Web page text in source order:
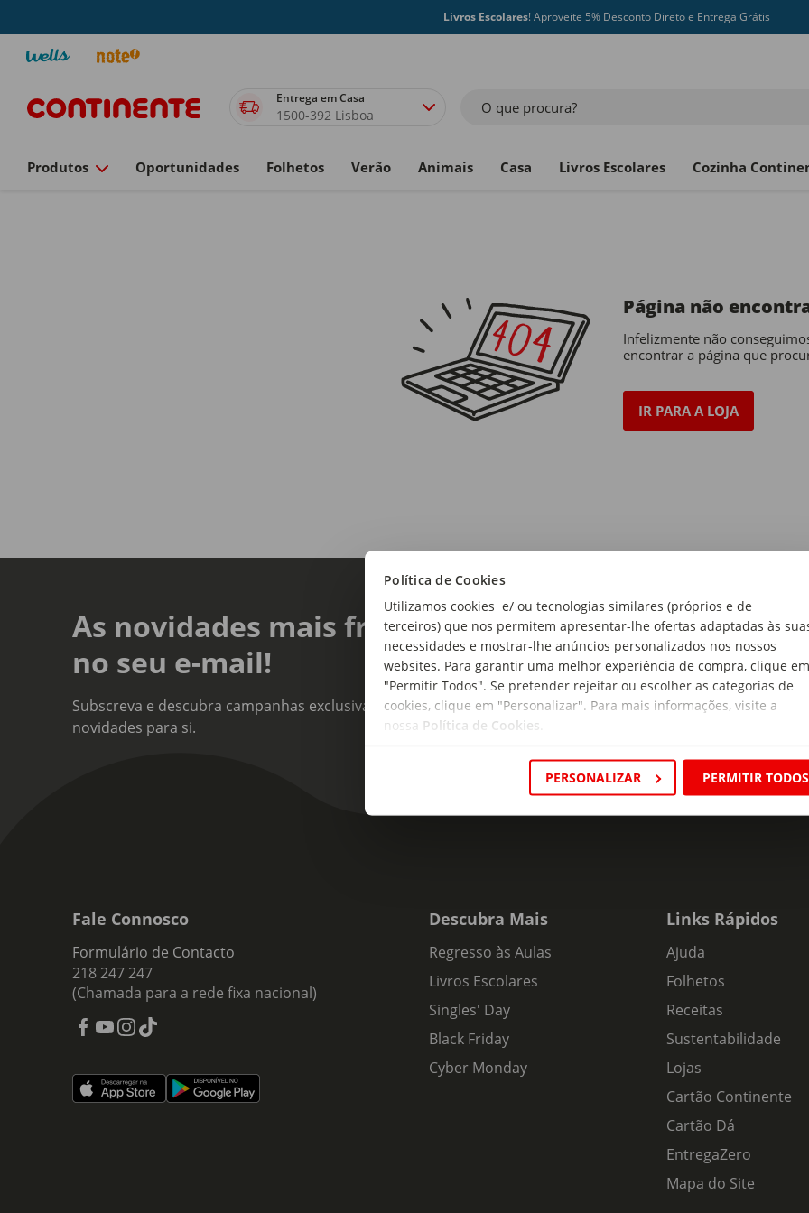
Política de Cookies
Utilizamos cookies e/ ou tecnologias similares (próprios e de
terceiros) que nos permitem apresentar-lhe ofertas adaptadas às
necessidades e mostrar-lhe anúncios personalizados nos nossos
websites. Para garantir uma melhor experiência de compra, clique em
"Permitir Todos". Se pretender rejeitar ou escolher as categorias de
cookies, clique em "Personalizar". Para mais informações, visite a
nossa Política de Cookies
PERSONALIZAR PERMITIR TODOS
Livros Escolares! Aproveite 5% Desconto Direto e Entrega Grátis
Entrega em Casa
1500-392 Lisboa O que procura?
Produtos Oportunidades Folhetos Verão Animais Casa Livros Escolares Cozinha
Página não
Infelizmente não
encontrar a página que
IR PARA A LOJA
As novidades mais frescas
no seu e-mail!
Subscreva e descubra campanhas exclusivas, ofertas e
novidades para si.
Insira o seu e-
mail
Fale Connosco
Formulário de Contacto
218 247 247
(Chamada para a rede fixa nacional)
Descubra Mais
Regresso às Aulas
Livros Escolares
Singles' Day
Black Friday
Cyber Monday
Links Rápidos
Ajuda
Folhetos
Receitas
Sustentabilidade
Lojas
Cartão Continente
Cartão Dá
EntregaZero
Mapa do Site